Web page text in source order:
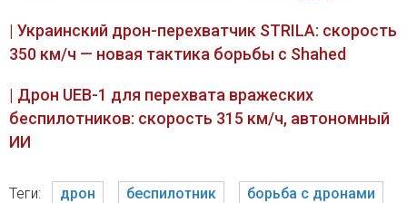
| Украинский дрон-перехватчик STRILA: скорость
350 км/ч — новая тактика борьбы с Shahed
| Дрон UEB-1 для перехвата вражеских
беспилотников: скорость 315 км/ч, автономный
ИИ
Теги: дрон беспилотник
борьба с дронами